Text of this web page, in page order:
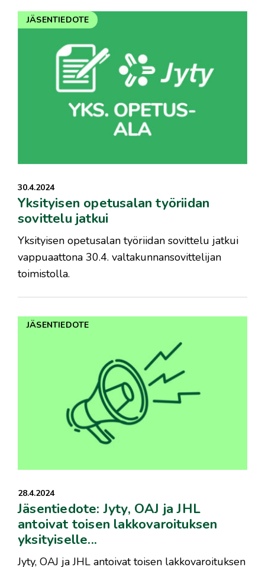
JÄSENTIEDOTE
30.4.2024
Yksityisen opetusalan työriidan
sovittelu jatkui
Yksityisen opetusalan työriidan sovittelu jatkui
vappuaattona 30.4. valtakunnansovittelijan
toimistolla.
JÄSENTIEDOTE
28.4.2024
Jäsentiedote: Jyty, OAJ ja JHL
antoivat toisen lakkovaroituksen
yksityiselle...
Jyty, OAJ ja JHL antoivat toisen lakkovaroituksen